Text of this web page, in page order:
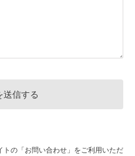
の「お問い合わせ」をご利用いただ